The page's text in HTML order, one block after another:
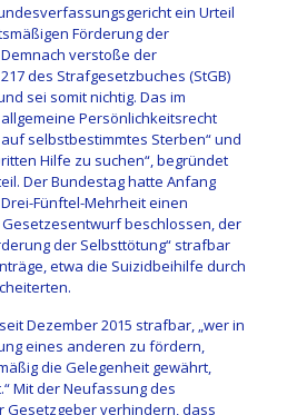
ein Urteil
Förderung der
verstoße der
des Strafgesetzbuches (StGB)
sei somit nichtig. Das im
Persönlichkeitsrecht
selbstbestimmtes Sterben“ und
Hilfe zu suchen“, begründet
Der Bundestag hatte Anfang
Fünftel-Mehrheit einen
beschlossen, der
der Selbsttötung“ strafbar
etwa die Suizidbeihilfe durch
Dezember 2015 strafbar, „wer in
eines anderen zu fördern,
die Gelegenheit gewährt,
Mit der Neufassung des
Gesetzgeber verhindern, dass